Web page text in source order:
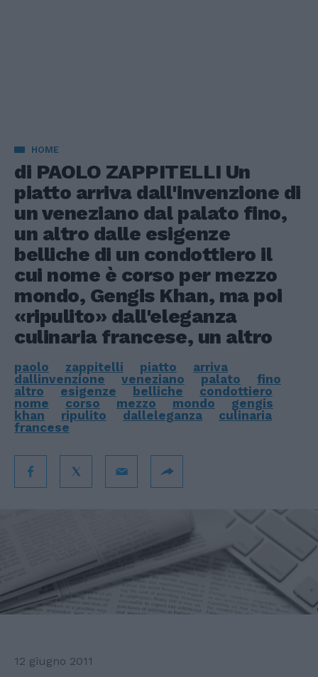
HOME
di PAOLO ZAPPITELLI Un
piatto arriva dall'invenzione di
un veneziano dal palato fino,
un altro dalle esigenze
belliche di un condottiero il
cui nome è corso per mezzo
mondo, Gengis Khan, ma poi
«ripulito» dall'eleganza
culinaria francese, un altro
paolo zappitelli piatto
arriva
dallinvenzione
veneziano palato
fino
altro
esigenze belliche
condottiero
nome
corso mezzo mondo
gengis
khan
ripulito dalleleganza
culinaria
francese
12 giugno 2011